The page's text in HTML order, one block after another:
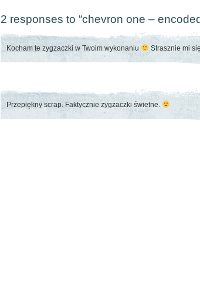
2 responses to “chevron one –
Kocham te zygzaczki w Twoim wykonaniu Strasznie mi
Przepiękny scrap. Faktycznie zygzaczki świetne.